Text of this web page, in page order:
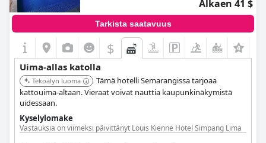
Alkaen 41 $
Tarkista saatavuus
$
Uima-allas katolla
Tekoälyn luoma
Tämä hotelli Semarangissa tarjoaa
kattouima-altaan. Vieraat voivat nauttia kaupunkinäkymistä
uidessaan.
Kyselylomake
Vastauksia on viimeksi päivittänyt Louis Kienne Hotel Simpang Lima